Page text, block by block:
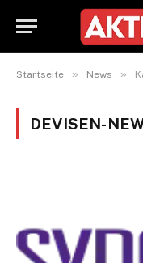
Startseite » News »
DEVISEN-